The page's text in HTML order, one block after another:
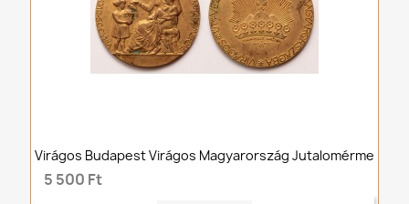
Virágos Budapest Virágos Magyarország Jutalomérme
5 500 Ft